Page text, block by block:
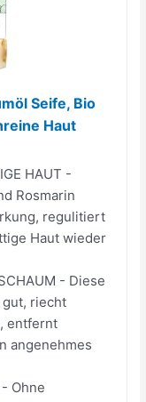
Seife, Bio
Haut
HAUT -
Rosmarin
regulitiert
Haut wieder
- Diese
gut, riecht
entfernt
angenehmes
- Ohne